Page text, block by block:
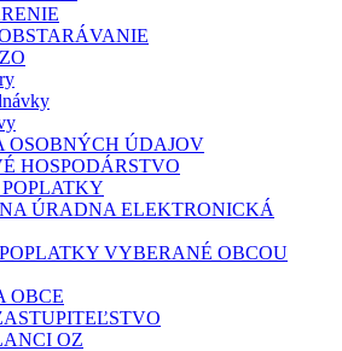
OSOBNÝCH ÚDAJOV
HOSPODÁRSTVO
ÚRADNA ELEKTRONICKÁ
VYBERANÉ OBCOU
OBCE
OZ